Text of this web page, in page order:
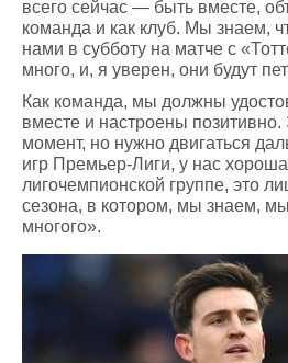
всего сейчас — быть вместе,
команда и как клуб. Мы знаем,
нами в субботу на матче с
много, и, я уверен, они будут
Как команда, мы должны
вместе и настроены
момент, но нужно двигаться
игр Премьер-Лиги, у нас
лигочемпионской группе, это
сезона, в котором, мы знаем,
многого».